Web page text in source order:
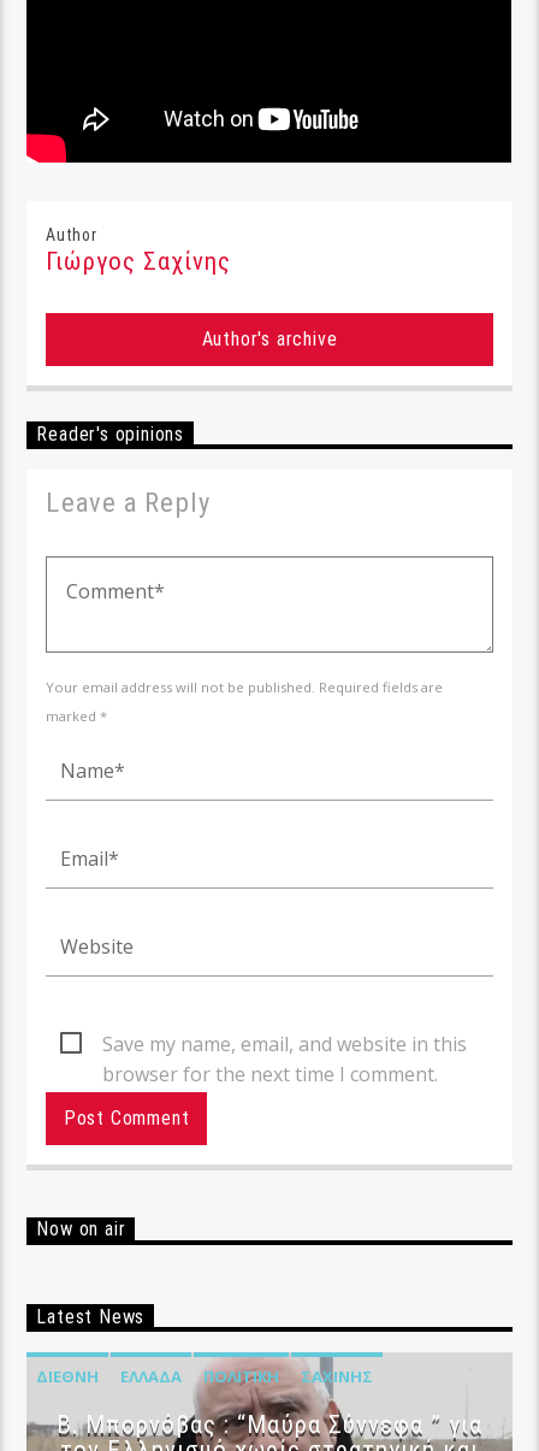
Author
Γιώργος Σαχίνης
Author's archive
Reader's opinions
Leave a Reply
Your email address will not be published. Required fields are
marked *
Save my name, email, and website in this
browser for the next time I comment.
Now on air
Latest News
ΔΙΕΘΝΉ ΕΛΛΆΔΑ ΠΟΛΙΤΙΚΉ ΣΑΧΊΝΗΣ
B. Μπορνόβας : “Μαύρα Σύννεφα ” για